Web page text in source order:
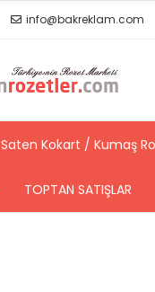
info@bakreklam.com
Saten Kokart / Kumaş
TOPTAN SATIŞLAR